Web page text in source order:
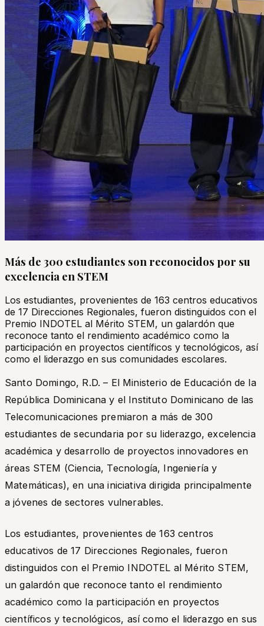
Más de 300 estudiantes son reconocidos por su
excelencia en STEM
Los estudiantes, provenientes de 163 centros educativos
de 17 Direcciones Regionales, fueron distinguidos con el
Premio INDOTEL al Mérito STEM, un galardón que
reconoce tanto el rendimiento académico como la
participación en proyectos científicos y tecnológicos, así
como el liderazgo en sus comunidades escolares.
Santo Domingo, R.D. – El Ministerio de Educación de la
República Dominicana y el Instituto Dominicano de las
Telecomunicaciones premiaron a más de 300
estudiantes de secundaria por su liderazgo, excelencia
académica y desarrollo de proyectos innovadores en
áreas STEM (Ciencia, Tecnología, Ingeniería y
Matemáticas), en una iniciativa dirigida principalmente
a jóvenes de sectores vulnerables.
Los estudiantes, provenientes de 163 centros
educativos de 17 Direcciones Regionales, fueron
distinguidos con el Premio INDOTEL al Mérito STEM,
un galardón que reconoce tanto el rendimiento
académico como la participación en proyectos
científicos y tecnológicos, así como el liderazgo en sus